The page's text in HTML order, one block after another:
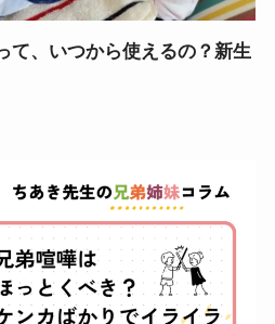
て、いつから使えるの？新生